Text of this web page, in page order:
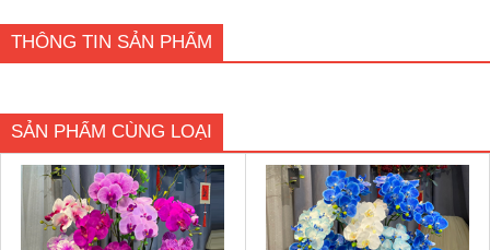
THÔNG TIN SẢN PHẨM
SẢN PHẨM CÙNG LOẠI